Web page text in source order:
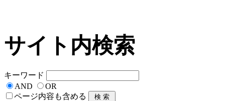
サイト内検索
キーワード
AND
OR
ページ内容も含める